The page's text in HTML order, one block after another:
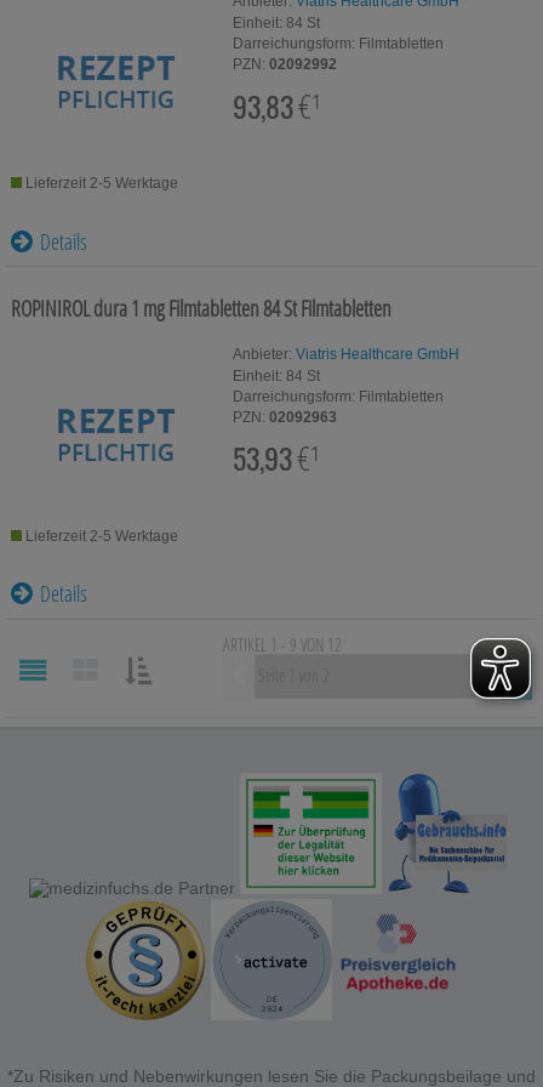
Einheit: 84 St
Darreichungsform: Filmtabletten
PZN: 02092992
93,83€¹
Lieferzeit 2-5 Werktage
Details
ROPINIROL dura 1 mg Filmtabletten84 StFilmtabletten
Anbieter: Viatris Healthcare GmbH
Einheit: 84 St
Darreichungsform: Filmtabletten
PZN: 02092963
53,93€¹
Lieferzeit 2-5 Werktage
Details
ARTIKEL 1 - 9 VON 12
*Zu Risiken und Nebenwirkungen lesen Sie die Packungsbeilage und